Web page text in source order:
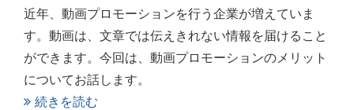
近年、動画プロモーションを行う企業が増えていま
す。動画は、文章では伝えきれない情報を届けること
ができます。今回は、動画プロモーションのメリット
についてお話します。
続きを読む